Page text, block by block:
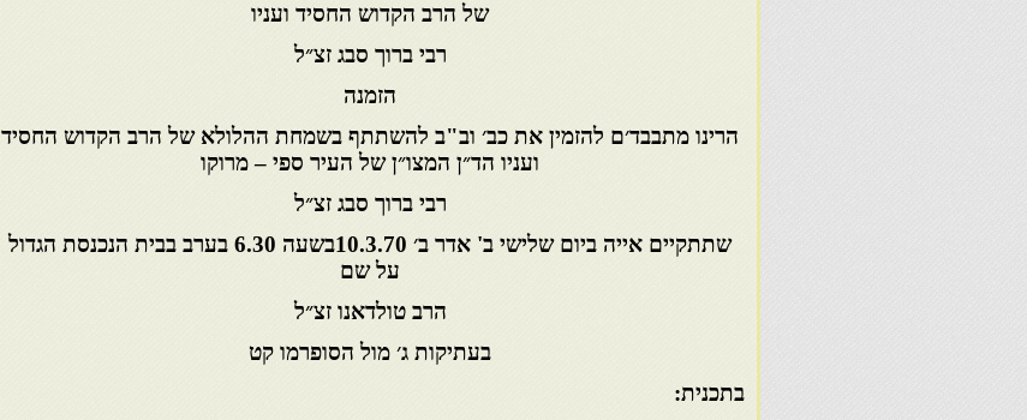
של הרב הקדוש החסיד ועניו
רבי ברוך סבג זצ״ל
הזמנה
הרינו מתבבד׳ם להזמין את כב׳ וב"ב להשתתף בשמחת ההלולא של הרב הקדוש החסיד
ועניו הד״ן המצו״ן של העיר ספי – מרוקו
רבי ברוך סבג זצ״ל
שתתקיים אייה ביום שלישי ב' אדר ב׳ 10.3.70בשעה 6.30 בערב בבית הנכנסת הגדול
על שם
הרב טולדאנו זצ״ל
בעתיקות ג׳ מול הסופרמו קט
בתכנית: